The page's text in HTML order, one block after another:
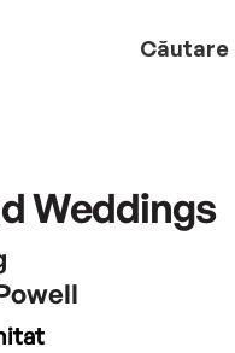
Căutare
Weddings